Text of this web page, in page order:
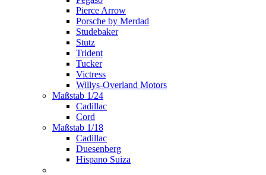
Pierce Arrow
Porsche by Merdad
Studebaker
Stutz
Trident
Tucker
Victress
Willys-Overland Motors
Maßstab 1/24
Cadillac
Cord
Maßstab 1/18
Cadillac
Duesenberg
Hispano Suiza